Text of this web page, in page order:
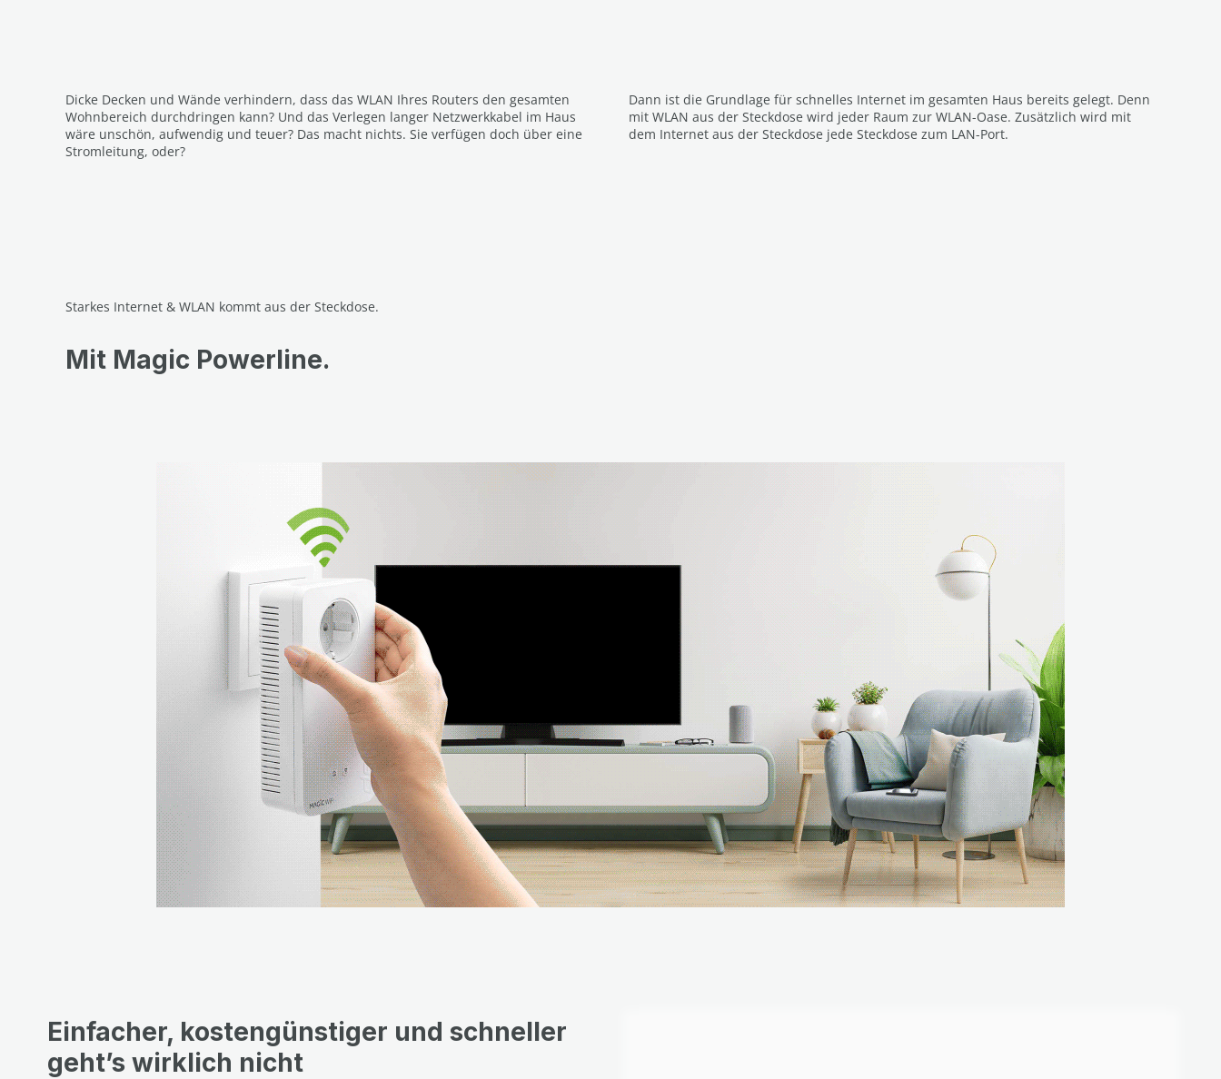
Dicke Decken und Wände verhindern, dass das WLAN Ihres Routers den gesamten
Wohnbereich durchdringen kann? Und das Verlegen langer Netzwerkkabel im Haus
wäre unschön, aufwendig und teuer? Das macht nichts. Sie verfügen doch über eine
Stromleitung, oder?
Dann ist die Grundlage für schnelles Internet im gesamten Haus bereits gelegt. Denn
mit WLAN aus der Steckdose wird jeder Raum zur WLAN-Oase. Zusätzlich wird mit
dem Internet aus der Steckdose jede Steckdose zum LAN-Port.
Starkes Internet & WLAN kommt aus der Steckdose.
Mit Magic Powerline.
Einfacher, kostengünstiger und schneller
geht’s wirklich nicht